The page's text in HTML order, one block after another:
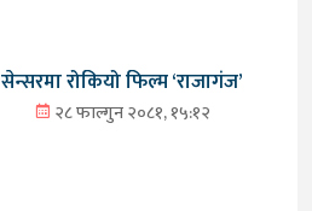
सेन्सरमा रोकियो फिल्म ‘राजागंज’
२८ फाल्गुन २०८१, १५:१२